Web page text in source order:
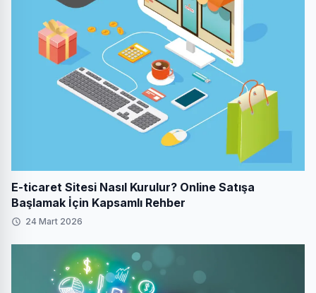
E-ticaret Sitesi Nasıl Kurulur? Online Satışa
Başlamak İçin Kapsamlı Rehber
24 Mart 2026